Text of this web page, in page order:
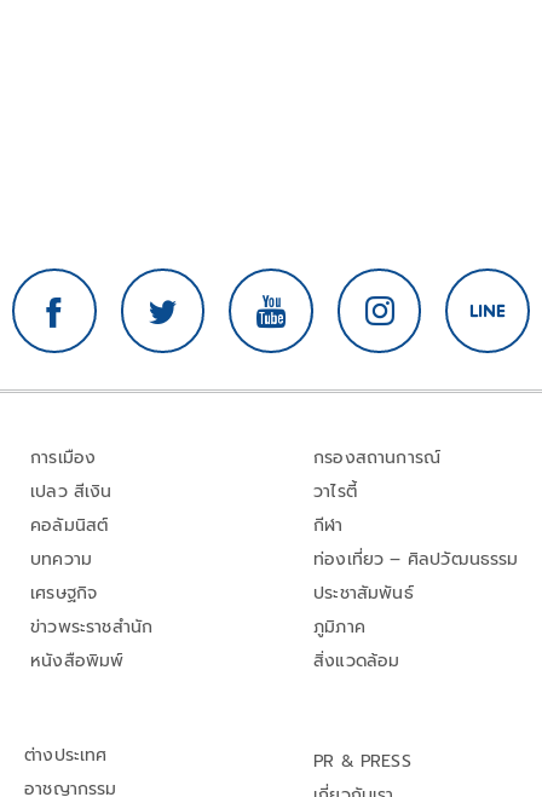
การเมือง
เปลว สีเงิน
คอลัมนิสต์
บทความ
เศรษฐกิจ
ข่าวพระราชสำนัก
หนังสือพิมพ์
กรองสถานการณ์
วาไรตี้
กีฬา
ท่องเที่ยว – ศิลปวัฒนธรรม
ประชาสัมพันธ์
ภูมิภาค
สิ่งแวดล้อม
ต่างประเทศ
อาชญากรรม
PR & PRESS